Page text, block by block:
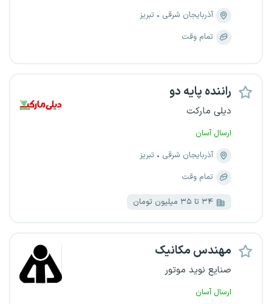
آذربایجان شرقی
تبریز
تمام وقت
راننده پایه دو
دیلی مارکت
ارسال آسان
آذربایجان شرقی
تبریز
تمام وقت
۳۴ تا ۳۵ میلیون تومان
مهندس مکانیک
صنایع نوید موتور
ارسال آسان